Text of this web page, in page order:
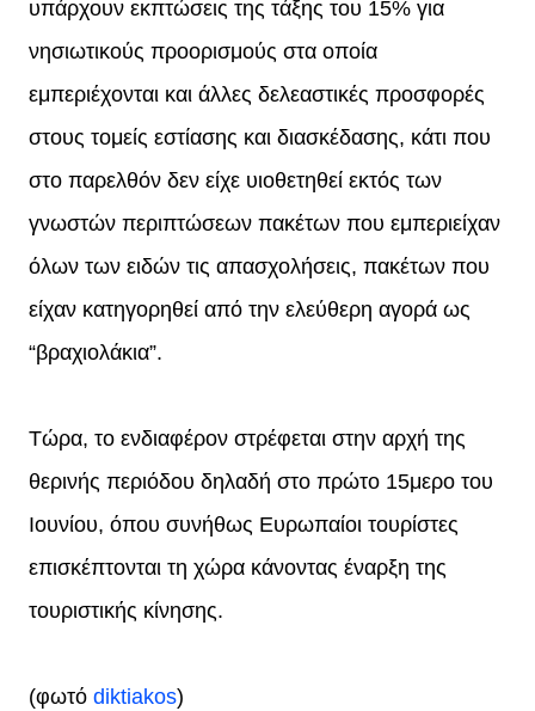
υπάρχουν εκπτώσεις της τάξης του 15% για
νησιωτικούς προορισμούς στα οποία
εμπεριέχονται και άλλες δελεαστικές προσφορές
στους τομείς εστίασης και διασκέδασης, κάτι που
στο παρελθόν δεν είχε υιοθετηθεί εκτός των
γνωστών περιπτώσεων πακέτων που εμπεριείχαν
όλων των ειδών τις απασχολήσεις, πακέτων που
είχαν κατηγορηθεί από την ελεύθερη αγορά ως
“βραχιολάκια”.
Τώρα, το ενδιαφέρον στρέφεται στην αρχή της
θερινής περιόδου δηλαδή στο πρώτο 15μερο του
Ιουνίου, όπου συνήθως Ευρωπαίοι τουρίστες
επισκέπτονται τη χώρα κάνοντας έναρξη της
τουριστικής κίνησης.
(φωτό diktiakos)